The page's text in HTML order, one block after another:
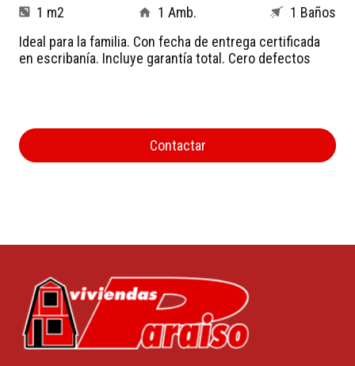
1 m2 1 Amb.
1 Baños
Ideal para la familia. Con fecha de entrega certificada
en escribanía. Incluye garantía total. Cero defectos
Contactar